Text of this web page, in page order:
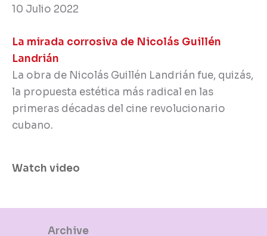
10 Julio 2022
La mirada corrosiva de Nicolás Guillén
Landrián
La obra de Nicolás Guillén Landrián fue, quizás,
la propuesta estética más radical en las
primeras décadas del cine revolucionario
cubano.
Watch video
Archive